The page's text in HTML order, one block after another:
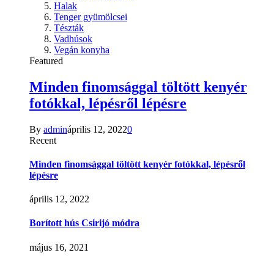
Halak
Tenger gyümölcsei
Tészták
Vadhúsok
Vegán konyha
Featured
Minden finomsággal töltött kenyér
fotókkal, lépésről lépésre
By admináprilis 12, 20220
Recent
Minden finomsággal töltött kenyér fotókkal, lépésről
lépésre
április 12, 2022
Borított hús Csirijó módra
május 16, 2021